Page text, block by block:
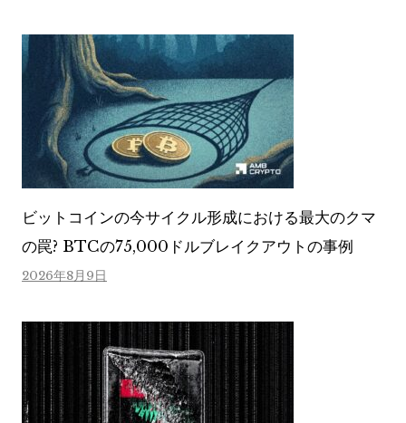
ビットコインの今サイクル形成における最大のクマ
の罠? BTCの75,000ドルブレイクアウトの事例
2026年8月9日